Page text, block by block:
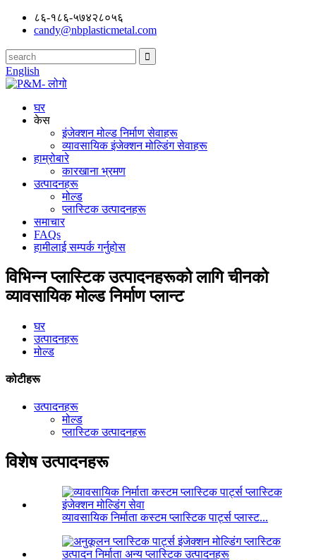
८६-१८६-५७४२८०५६
candy@nbplasticmetal.com
English
घर
केस
इंजेक्शन मोल्ड निर्माण सेवाहरू
व्यावसायिक इंजेक्शन मोल्डिंग सेवाहरू
हाम्रोबारे
कारखाना भ्रमण
उत्पादनहरू
मोल्ड
प्लास्टिक उत्पादनहरू
समाचार
FAQs
हामीलाई सम्पर्क गर्नुहोस
विभिन्न प्लास्टिक उत्पादनहरूको लागि चीनको
व्यावसायिक मोल्ड निर्माण प्लान्ट
घर
उत्पादनहरू
मोल्ड
कोटीहरू
उत्पादनहरू
मोल्ड
प्लास्टिक उत्पादनहरू
विशेष उत्पादनहरू
व्यावसायिक निर्माता कस्टम प्लास्टिक पार्ट्स प्लास्ट...